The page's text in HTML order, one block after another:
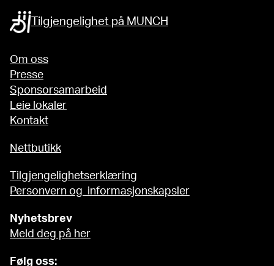
Tilgjengelighet på MUNCH
Om oss
Presse
Sponsorsamarbeid
Leie lokaler
Kontakt
Nettbutikk
Tilgjengelighetserklæring
Personvern og informasjonskapsler
Nyhetsbrev
Meld deg på her
Følg oss: